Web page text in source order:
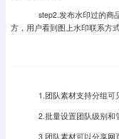
step2.发布水印过的商
方，用户看到图上水印联系方
1.团队素材支持分组可
2.批量设置团队级别和
3.团队素材可以分享网